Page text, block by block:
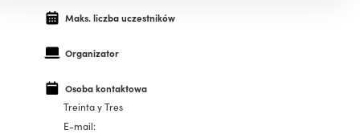
Maks. liczba uczestników
Organizator
Osoba kontaktowa
Treinta y Tres
E-mail: